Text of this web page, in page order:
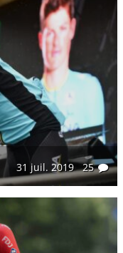
31 juil. 2019 25